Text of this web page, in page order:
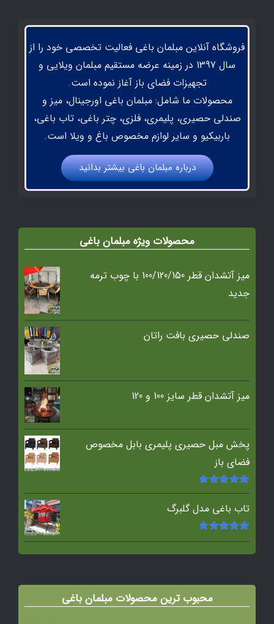
فروشگاه آنلاین مبلمان باغی فعالیت تخصصی خود را از
سال 1397 در زمینه عرضه مستقیم مبلمان ویلایی و
تجهیزات فضای باز آغاز نموده است.
محصولات ما شامل: مبلمان باغی اورجینال، میز و
صندلی حصیری، پلیمری، فلزی، چتر باغی، تاب باغی،
باربیکیو و سایر لوازم مخصوص باغ و ویلا است.
درباره مبلمان باغي بيشتر بدانيد
محصولات ویژه مبلمان باغی
میز آتشدان قطر 100/120/150 با چوب ترمه
جدید
صندلی حصیری بافت راتان
میز آتشدان قطر سایز 100 و 120
پخش مبل حصیری پلیمری بابل مخصوص
فضای باز
امتیاز5.00از
5
تاب باغی مدل گلبرگ
امتیاز5.00از
محبوب ترین محصولات مبلمان باغی